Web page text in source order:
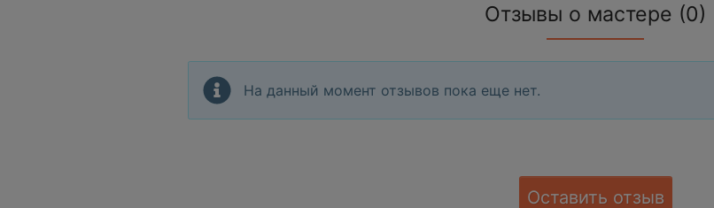
Отзывы о мастере (0)
На данный момент отзывов пока еще нет.
Оставить отзыв